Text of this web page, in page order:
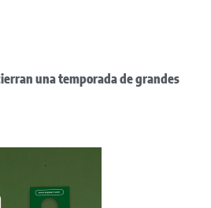
una temporada de grandes